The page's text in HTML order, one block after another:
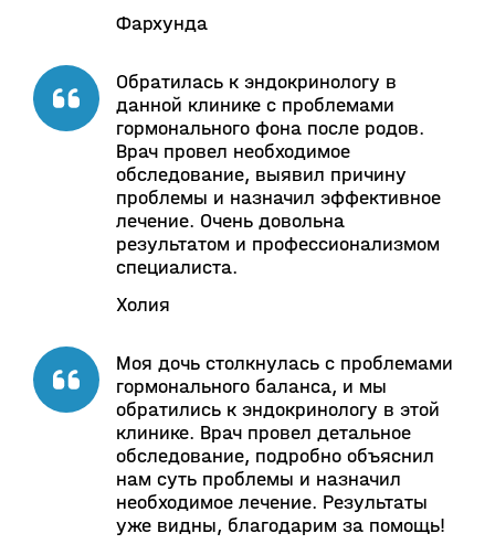
Фархунда
Обратилась к эндокринологу в
данной клинике с проблемами
гормонального фона после родов.
Врач провел необходимое
обследование, выявил причину
проблемы и назначил эффективное
лечение. Очень довольна
результатом и профессионализмом
специалиста.
Холия
Моя дочь столкнулась с проблемами
гормонального баланса, и мы
обратились к эндокринологу в этой
клинике. Врач провел детальное
обследование, подробно объяснил
нам суть проблемы и назначил
необходимое лечение. Результаты
уже видны, благодарим за помощь!